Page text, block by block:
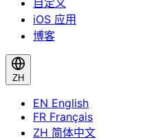
自定义
iOS 应用
博客
ZH
EN English
FR Français
ZH 简体中文